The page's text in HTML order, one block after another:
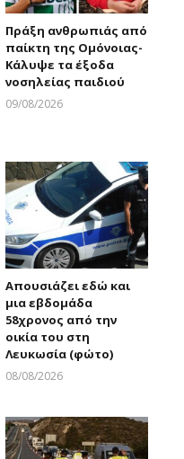
Πράξη ανθρωπιάς από
παίκτη της Ομόνοιας-
Κάλυψε τα έξοδα
νοσηλείας παιδιού
09/08/2026
Απουσιάζει εδώ και
μια εβδομάδα
58χρονος από την
οικία του στη
Λευκωσία (φώτο)
08/08/2026